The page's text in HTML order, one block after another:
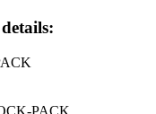
PACK